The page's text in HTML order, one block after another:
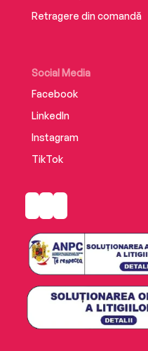
Retragere din comandă
Social Media
Facebook
LinkedIn
Instagram
TikTok